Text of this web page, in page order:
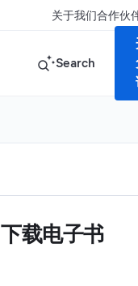
关于我们合作伙
Search
下载电子书